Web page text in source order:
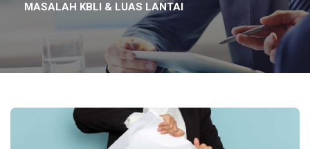
MASALAH KBLI & LUAS LANTAI